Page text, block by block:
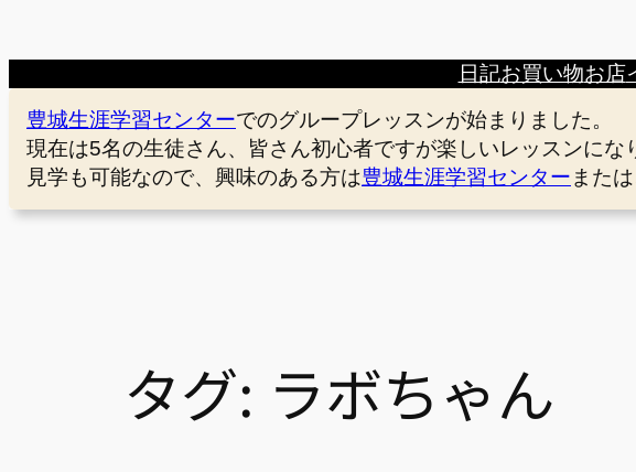
日記お買い物お店
豊城生涯学習センターでのグループレッスンが始まりました。
現在は5名の生徒さん、皆さん初心者ですが楽しいレッスンにな
見学も可能なので、興味のある方は豊城生涯学習センター または
タグ: ラボちゃん